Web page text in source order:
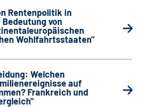
Rentenpolitik in
von
Wohlfahrtsstaaten"
Welchen
auf
Frankreich und